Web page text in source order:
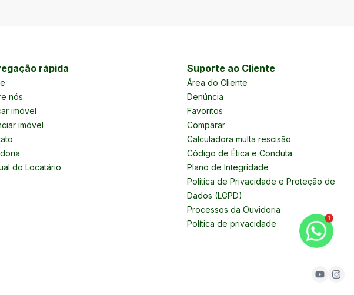
rápida
nós
imóvel
imóvel
do Locatário
Suporte ao Cliente
Área do Cliente
Denúncia
Favoritos
Comparar
Calculadora multa rescisão
Código de Ética e Conduta
Plano de Integridade
Politica de Privacidade e Proteção de
Dados (LGPD)
Processos da Ouvidoria
Política de privacidade
1